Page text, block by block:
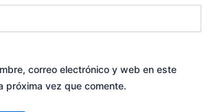
correo electrónico y web en este
próxima vez que comente.